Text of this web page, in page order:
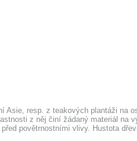
resp. z teakových plantáži na
z něj činí žádaný materiál na
povětrnostními vlivy. Hustota